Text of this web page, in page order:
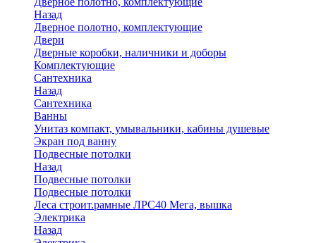
Назад
Дверное полотно, комплектующие
Двери
Дверные коробки, наличники и доборы
Комплектующие
Сантехника
Назад
Сантехника
Ванны
Унитаз компакт, умывальники, кабины душевые
Экран под ванну
Подвесные потолки
Назад
Подвесные потолки
Подвесные потолки
Леса строит.рамные ЛРС40 Мега, вышка
Электрика
Назад